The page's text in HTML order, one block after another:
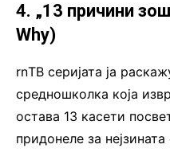
4. „13 причини
Why)
rnТВ серијата ја
средношколка која
остава 13 касети
придонеле за